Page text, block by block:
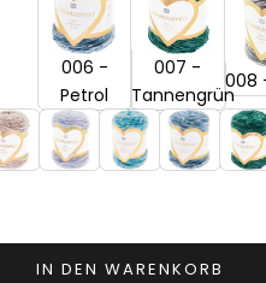
006 -
Petrol
007 -
Tannengrün
008
- Mauve
004 - Veilchen
005 - Aqua006 - Petrol
007
IN DEN WARENKORB